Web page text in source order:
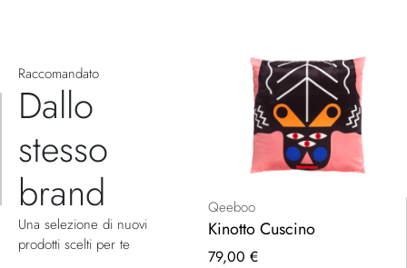
Raccomandato
Dallo
stesso
brand
Una selezione di nuovi
prodotti scelti per te
Qeeboo
Kinotto Cuscino
79,00 €